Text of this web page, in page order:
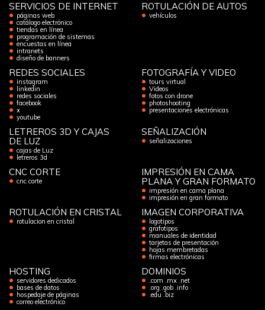
SERVICIOS DE INTERNET
páginas web
catálogo electrónico
tiendas en línea
programación de sistemas
encuestas en línea
intranets
diseño de banners
ROTULACIÓN DE AUTOS
vehículos
REDES SOCIALES
instagram
linkedin
redes sociales
facebook
x
youtube
FOTOGRAFÍA Y VIDEO
tours virtual
Videos
fotos con drone
photoshooting
presentaciones electrónicas
LETREROS 3D Y CAJAS
DE LUZ
cajas de Luz
letreros 3d
SEÑALIZACIÓN
señalizaciones
CNC CORTE
cnc corte
IMPRESIÓN EN CAMA
PLANA Y GRAN FORMATO
impresión en cama plana
impresión en gran formato
ROTULACIÓN EN CRISTAL
rotulacion en cristal
IMAGEN CORPORATIVA
logotipos
grafotipos
manuales de identidad
tarjetas de presentación
hojas membretadas
firmas electrónicas
HOSTING
servidores dedicados
bases de datos
hospedaje de páginas
correo electrónico
DOMINIOS
.com .mx .net
.org .gob .info
.edu .biz